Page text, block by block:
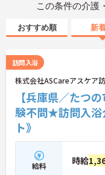
この条件の介護
おすすめ順 新
訪問入浴
株式会社ASCareアスケア
【兵庫県／たつ
験不問★訪問入浴
ト》
給料 時給